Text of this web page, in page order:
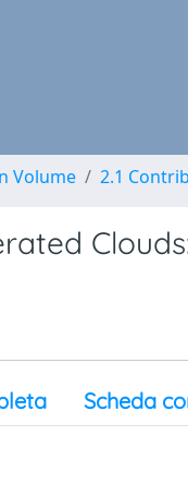
Volume 2.1
Scheda